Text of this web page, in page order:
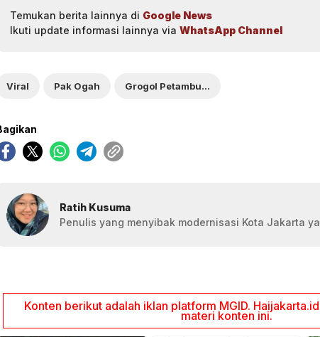
Temukan berita lainnya di Google News
Ikuti update informasi lainnya via WhatsApp Channel
Viral Pak Ogah Grogol Petamburan
Ratih Kusuma
Penulis yang menyibak modernisasi Kota Jakarta